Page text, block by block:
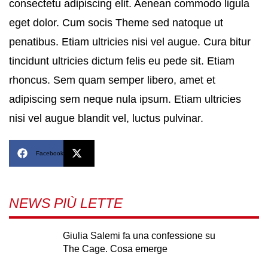
consectetu adipiscing elit. Aenean commodo ligula
eget dolor. Cum socis Theme sed natoque ut
penatibus. Etiam ultricies nisi vel augue. Cura bitur
tincidunt ultricies dictum felis eu pede sit. Etiam
rhoncus. Sem quam semper libero, amet et
adipiscing sem neque nula ipsum. Etiam ultricies
nisi vel augue blandit vel, luctus pulvinar.
Facebook
NEWS PIÙ LETTE
Giulia Salemi fa una confessione su
The Cage. Cosa emerge